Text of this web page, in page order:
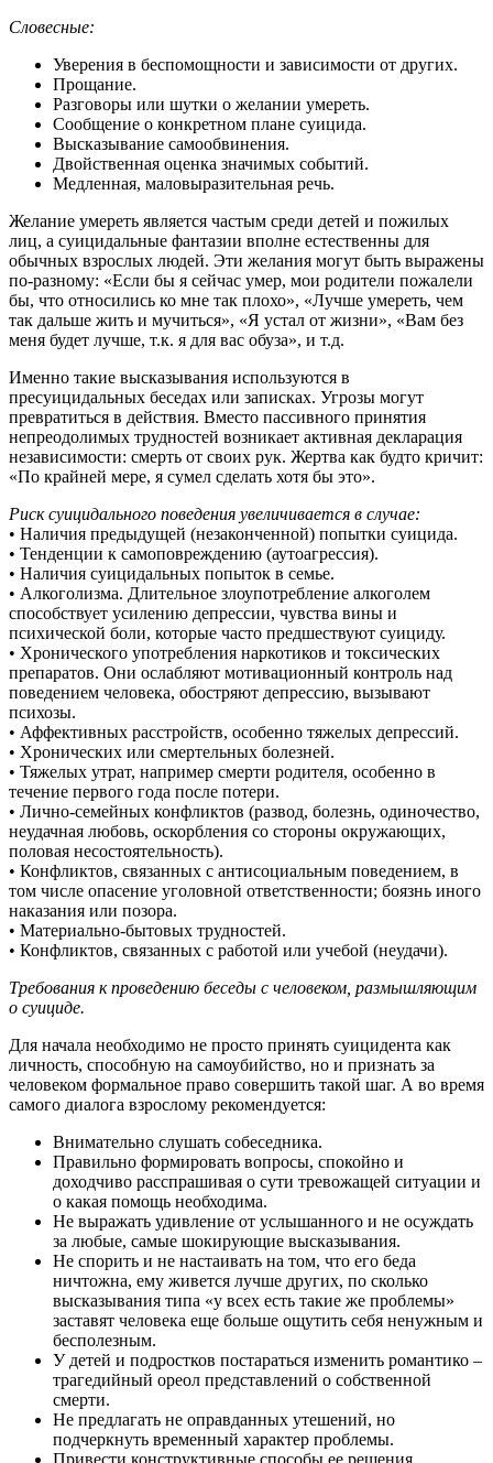
Словесные:
Уверения в беспомощности и зависимости от других.
Прощание.
Разговоры или шутки о желании умереть.
Сообщение о конкретном плане суицида.
Высказывание самообвинения.
Двойственная оценка значимых событий.
Медленная, маловыразительная речь.
Желание умереть является частым среди детей и пожилых
лиц, а суицидальные фантазии вполне естественны для
обычных взрослых людей. Эти желания могут быть выражены
по-разному: «Если бы я сейчас умер, мои родители пожалели
бы, что относились ко мне так плохо», «Лучше умереть, чем
так дальше жить и мучиться», «Я устал от жизни», «Вам без
меня будет лучше, т.к. я для вас обуза», и т.д.
Именно такие высказывания используются в
пресуицидальных беседах или записках. Угрозы могут
превратиться в действия. Вместо пассивного принятия
непреодолимых трудностей возникает активная декларация
независимости: смерть от своих рук. Жертва как будто кричит:
«По крайней мере, я сумел сделать хотя бы это».
Риск суицидального поведения увеличивается в случае:
• Наличия предыдущей (незаконченной) попытки суицида.
• Тенденции к самоповреждению (аутоагрессия).
• Наличия суицидальных попыток в семье.
• Алкоголизма. Длительное злоупотребление алкоголем
способствует усилению депрессии, чувства вины и
психической боли, которые часто предшествуют суициду.
• Хронического употребления наркотиков и токсических
препаратов. Они ослабляют мотивационный контроль над
поведением человека, обостряют депрессию, вызывают
психозы.
• Аффективных расстройств, особенно тяжелых депрессий.
• Хронических или смертельных болезней.
• Тяжелых утрат, например смерти родителя, особенно в
течение первого года после потери.
• Лично-семейных конфликтов (развод, болезнь, одиночество,
неудачная любовь, оскорбления со стороны окружающих,
половая несостоятельность).
• Конфликтов, связанных с антисоциальным поведением, в
том числе опасение уголовной ответственности; боязнь иного
наказания или позора.
• Материально-бытовых трудностей.
• Конфликтов, связанных с работой или учебой (неудачи).
Требования к проведению беседы с человеком, размышляющим
о суициде.
Для начала необходимо не просто принять суицидента как
личность, способную на самоубийство, но и признать за
человеком формальное право совершить такой шаг. А во время
самого диалога взрослому рекомендуется:
Внимательно слушать собеседника.
Правильно формировать вопросы, спокойно и
доходчиво расспрашивая о сути тревожащей ситуации и
о какая помощь необходима.
Не выражать удивление от услышанного и не осуждать
за любые, самые шокирующие высказывания.
Не спорить и не настаивать на том, что его беда
ничтожна, ему живется лучше других, по сколько
высказывания типа «у всех есть такие же проблемы»
заставят человека еще больше ощутить себя ненужным и
бесполезным.
У детей и подростков постараться изменить романтико –
трагедийный ореол представлений о собственной
смерти.
Не предлагать не оправданных утешений, но
подчеркнуть временный характер проблемы.
Привести конструктивные способы ее решения.